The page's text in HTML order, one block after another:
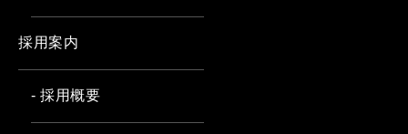
採用案内
- 採用概要